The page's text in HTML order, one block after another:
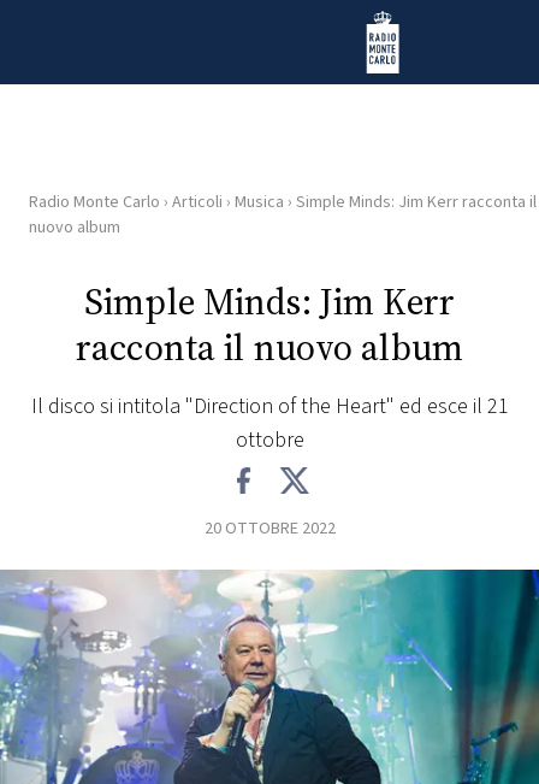
Radio Monte Carlo
HOME
RADIO
WEB
FOTO
CONCORSI
EVENTI
Radio Monte Carlo › Articoli › Musica › Simple Minds: Jim Kerr racconta il
nuovo album
Simple Minds: Jim Kerr
racconta il nuovo album
Il disco si intitola "Direction of the Heart" ed esce il 21
ottobre
20 OTTOBRE 2022